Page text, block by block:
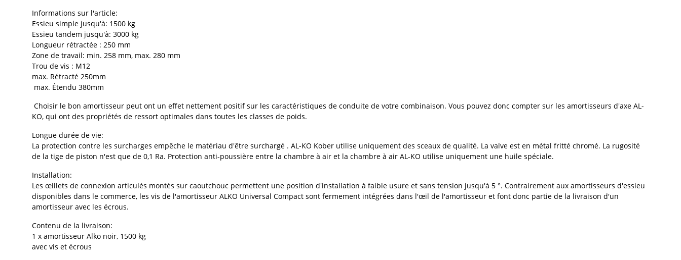
Informations sur l'article:
Essieu simple jusqu'à: 1500 kg
Essieu tandem jusqu'à: 3000 kg
Longueur rétractée : 250 mm
Zone de travail: min. 258 mm, max. 280 mm
Trou de vis : M12
max. Rétracté 250mm
max. Étendu 380mm
Choisir le bon amortisseur peut ont un effet nettement positif sur les caractéristiques de conduite de votre combinaison. Vous pouvez donc compter sur les amortisseurs d'axe AL-
KO, qui ont des propriétés de ressort optimales dans toutes les classes de poids.
Longue durée de vie:
La protection contre les surcharges empêche le matériau d'être surchargé . AL-KO Kober utilise uniquement des sceaux de qualité. La valve est en métal fritté chromé. La rugosité
de la tige de piston n'est que de 0,1 Ra. Protection anti-poussière entre la chambre à air et la chambre à air AL-KO utilise uniquement une huile spéciale.
Installation:
Les œillets de connexion articulés montés sur caoutchouc permettent une position d'installation à faible usure et sans tension jusqu'à 5 °. Contrairement aux amortisseurs d'essieu
disponibles dans le commerce, les vis de l'amortisseur ALKO Universal Compact sont fermement intégrées dans l'œil de l'amortisseur et font donc partie de la livraison d'un
amortisseur avec les écrous.
Contenu de la livraison:
1 x amortisseur Alko noir, 1500 kg
avec vis et écrous